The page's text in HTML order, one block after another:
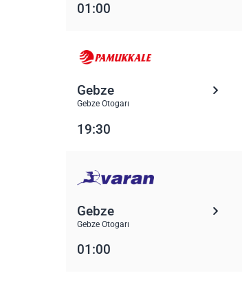
01:00
Gebze
Gebze Otogarı
19:30
Gebze
Gebze Otogarı
01:00